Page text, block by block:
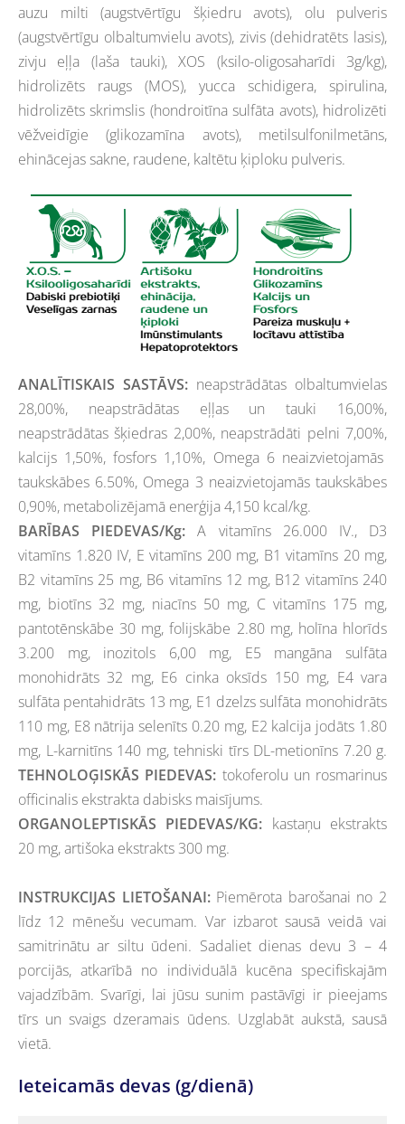
auzu milti (augstvērtīgu šķiedru avots), olu pulveris
(augstvērtīgu olbaltumvielu avots), zivis (dehidratēts lasis),
zivju eļļa (laša tauki), XOS (ksilo-oligosaharīdi 3g/kg),
hidrolizēts raugs (MOS), yucca schidigera, spirulina,
hidrolizēts skrimslis (hondroitīna sulfāta avots), hidrolizēti
vēžveidīgie (glikozamīna avots), metilsulfonilmetāns,
ehinācejas sakne, raudene, kaltētu ķiploku pulveris.
ANALĪTISKAIS SASTĀVS: neapstrādātas olbaltumvielas
28,00%, neapstrādātas eļļas un tauki 16,00%,
neapstrādātas šķiedras 2,00%, neapstrādāti pelni 7,00%,
kalcijs 1,50%, fosfors 1,10%, Omega 6 neaizvietojamās
taukskābes 6.50%, Omega 3 neaizvietojamās taukskābes
0,90%, metabolizējamā enerģija 4,150 kcal/kg.
BARĪBAS PIEDEVAS/Kg:A vitamīns 26.000 IV., D3
vitamīns 1.820 IV, E vitamīns 200 mg, B1 vitamīns 20 mg,
B2 vitamīns 25 mg, B6 vitamīns 12 mg, B12 vitamīns 240
mg, biotīns 32 mg, niacīns 50 mg, C vitamīns 175 mg,
pantotēnskābe 30 mg, folijskābe 2.80 mg, holīna hlorīds
3.200 mg, inozitols 6,00 mg, E5 mangāna sulfāta
monohidrāts 32 mg, E6 cinka oksīds 150 mg, E4 vara
sulfāta pentahidrāts 13 mg, E1 dzelzs sulfāta monohidrāts
110 mg, E8 nātrija selenīts 0.20 mg, E2 kalcija jodāts 1.80
mg, L-karnitīns 140 mg, tehniski tīrs DL-metionīns 7.20 g.
TEHNOLOĢISKĀS PIEDEVAS: tokoferolu un rosmarinus
officinalis ekstrakta dabisks maisījums.
ORGANOLEPTISKĀS PIEDEVAS/KG: kastaņu ekstrakts
20 mg, artišoka ekstrakts 300 mg.
INSTRUKCIJAS LIETOŠANAI: Piemērota barošanai no 2
līdz 12 mēnešu vecumam. Var izbarot sausā veidā vai
samitrinātu ar siltu ūdeni. Sadaliet dienas devu 3 – 4
porcijās, atkarībā no individuālā kucēna specifiskajām
vajadzībām. Svarīgi, lai jūsu sunim pastāvīgi ir pieejams
tīrs un svaigs dzeramais ūdens. Uzglabātaukstā, sausā
vietā.
Ieteicamās devas (g/dienā)